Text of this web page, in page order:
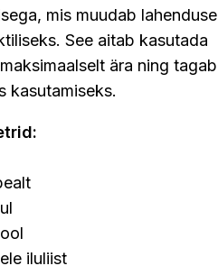
mis muudab lahenduse
See aitab kasutada
ära ning tagab
kasutamiseks.
iluliist